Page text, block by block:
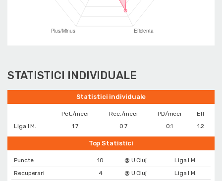
STATISTICI INDIVIDUALE
Statistici individuale
Pct./meci Rec./meci PD/meci
Eff
Liga I M.
1.7 0.7 0.1 1.2
Top Statistici
Puncte 10 @ U Cluj
Liga I M.
Recuperari
4 @ U Cluj
Liga I M.